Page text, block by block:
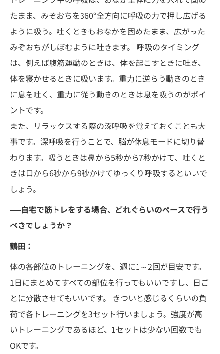
たまま、みぞおちを360°全方向に呼吸の力で押し広げる
ように吸う。吐くときもおなかを固めたまま、広がった
みぞおちがしぼむように吐きます。 呼吸のタイミング
は、例えば腹筋運動のときは、体を起こすときに吐き、
体を寝かせるときに吸います。重力に逆らう動きのとき
に息を吐く、重力に従う動きのときは息を吸うのがポイ
ントです。
また、リラックスする際の深呼吸を覚えておくことも大
事です。深呼吸を行うことで、脳が休息モードに切り替
わります。吸うときは鼻から5秒から7秒かけて、吐くと
きは口から6秒から9秒かけてゆっくり呼吸するといいで
しょう。
──自宅で筋トレをする場合、どれぐらいのペースで行う
べきでしょうか？
鶴田：
体の各部位のトレーニングを、週に1～2回が目安です。
1日にまとめてすべての部位を行ってもいいですし、日ご
とに分散させてもいいです。 きついと感じるくらいの負
荷で各トレーニングを3セット行いましょう。強度が高
いトレーニングであるほど、1セットは少ない回数でも
OKです。